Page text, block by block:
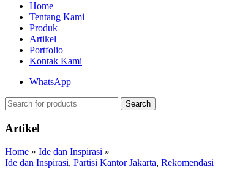
Home
Tentang Kami
Produk
Artikel
Portfolio
Kontak Kami
WhatsApp
Search
Artikel
Home » Ide dan Inspirasi »
Ide dan Inspirasi, Partisi Kantor Jakarta, Rekomendasi